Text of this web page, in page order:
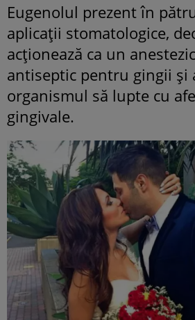
Eugenolul prezent în
aplicații stomatologice,
acționează ca un
antiseptic pentru gingii și
organismul să lupte cu
gingivale.